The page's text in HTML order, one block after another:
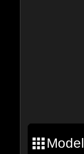
Model